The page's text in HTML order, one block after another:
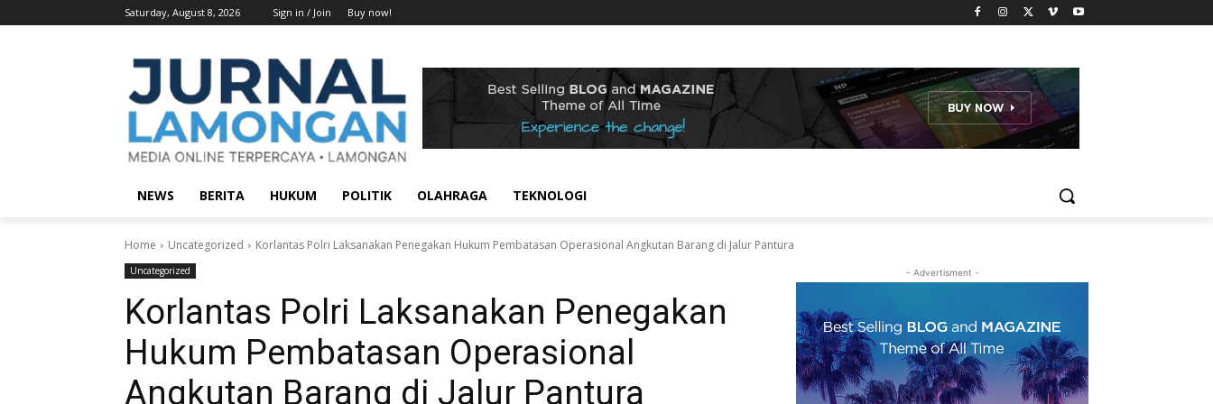
Saturday, August 8, 2026 Sign in / Join Buy now!
NEWS BERITA HUKUM POLITIK OLAHRAGA TEKNOLOGI
Home Uncategorized Korlantas Polri Laksanakan Penegakan Hukum Pembatasan Operasional Angkutan Barang di Jalur Pantura
Uncategorized
Korlantas Polri Laksanakan Penegakan
Hukum Pembatasan Operasional
Angkutan Barang di Jalur Pantura
- Advertisment -